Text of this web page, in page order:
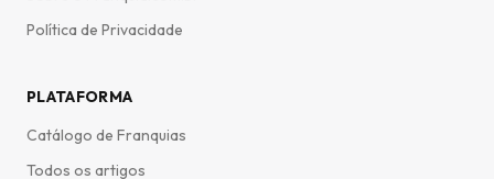
Política de Privacidade
PLATAFORMA
Catálogo de Franquias
Todos os artigos